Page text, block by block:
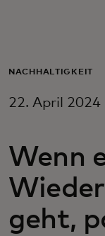
Für
Für
NACHHALTIGKEIT
22. April 2024
Wenn
geht,